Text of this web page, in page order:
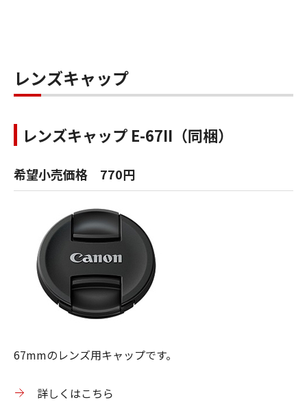
レンズキャップ
レンズキャップ E-67II（同梱）
希望小売価格 770円
67mmのレンズ用キャップです。
詳しくはこちら